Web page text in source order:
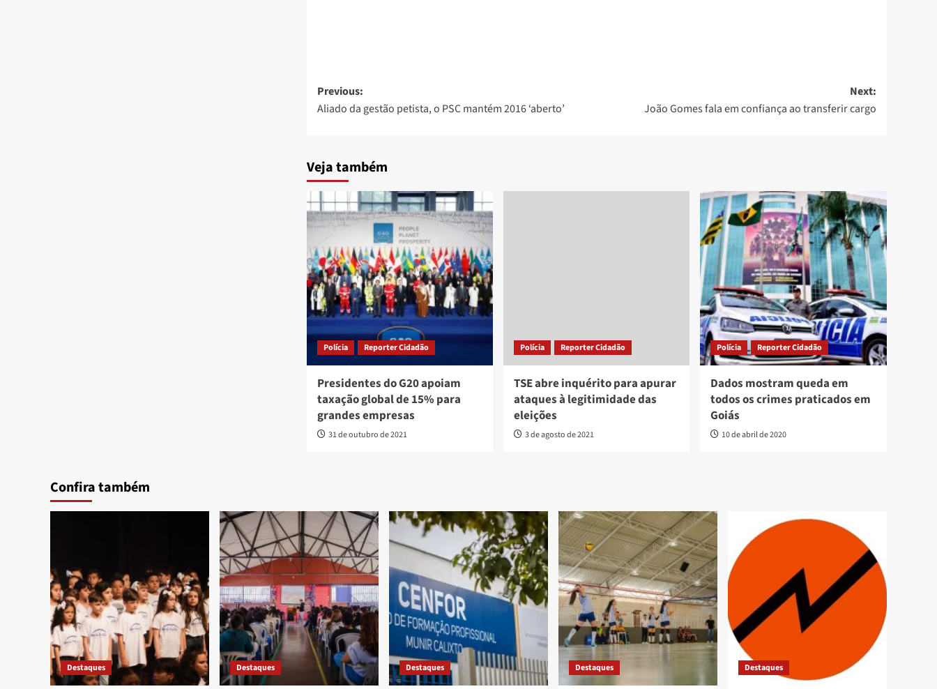
Post
navigation
Previous:
Aliado da gestão petista, o PSC mantém 2016 ‘aberto’
Next:
João Gomes fala em confiança ao transferir cargo
Veja também
Polícia Reporter Cidadão
Presidentes do G20 apoiam
taxação global de 15% para
grandes empresas
31 de outubro de 2021
Polícia Reporter Cidadão
TSE abre inquérito para apurar
ataques à legitimidade das
eleições
3 de agosto de 2021
Polícia Reporter Cidadão
Dados mostram queda em
todos os crimes praticados em
Goiás
10 de abril de 2020
Confira também
Destaques Destaques Destaques Destaques Destaques